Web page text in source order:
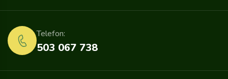
503 067 738
Telefon: